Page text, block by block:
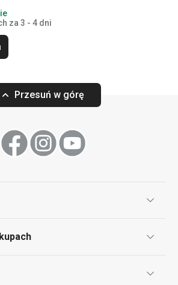
oraz najwyższą jakość w
za 3 - 4 dni
Przesuń w górę